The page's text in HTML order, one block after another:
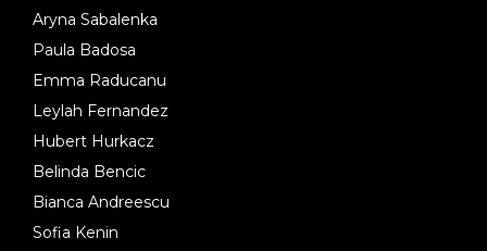
Aryna Sabalenka
Paula Badosa
Emma Raducanu
Leylah Fernandez
Hubert Hurkacz
Belinda Bencic
Bianca Andreescu
Sofia Kenin